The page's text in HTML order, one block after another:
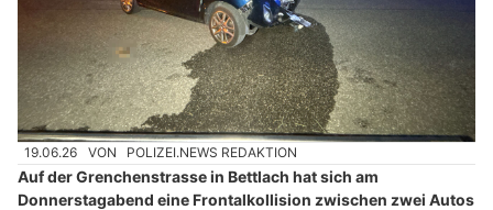
19.06.26 VON POLIZEI.NEWS REDAKTION
Auf der Grenchenstrasse in Bettlach hat sich am
Donnerstagabend eine Frontalkollision zwischen zwei Autos